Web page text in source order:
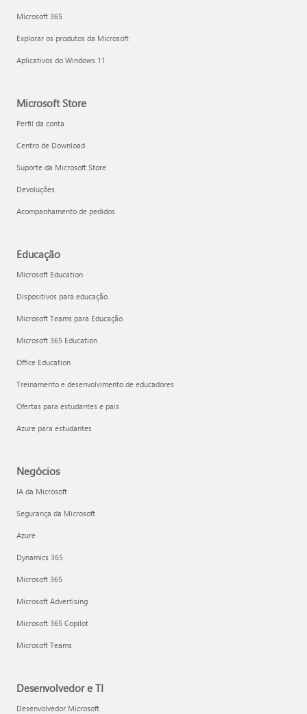
Microsoft 365
Explorar os produtos da Microsoft
Aplicativos do Windows 11
Microsoft Store
Perfil da conta
Centro de Download
Suporte da Microsoft Store
Devoluções
Acompanhamento de pedidos
Educação
Microsoft Education
Dispositivos para educação
Microsoft Teams para Educação
Microsoft 365 Education
Office Education
Treinamento e desenvolvimento de educadores
Ofertas para estudantes e pais
Azure para estudantes
Negócios
IA da Microsoft
Segurança da Microsoft
Azure
Dynamics 365
Microsoft 365
Microsoft Advertising
Microsoft 365 Copilot
Microsoft Teams
Desenvolvedor e TI
Desenvolvedor Microsoft